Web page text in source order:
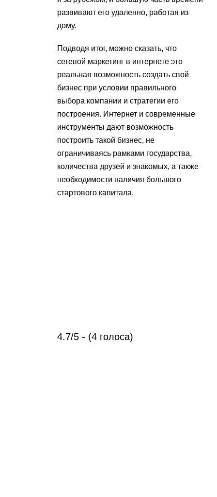
развивают его удаленно, работая из
дому.
Подводя итог, можно сказать, что
сетевой маркетинг в интернете это
реальная возможность создать свой
бизнес при условии правильного
выбора компании и стратегии его
построения. Интернет и современные
инструменты дают возможность
построить такой бизнес, не
ограничиваясь рамками государства,
количества друзей и знакомых, а также
необходимости наличия большого
стартового капитала.
4.7/5 - (4 голоса)